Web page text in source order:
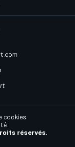
réservés.
cookies